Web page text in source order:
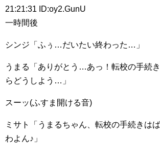
21:21:31 ID:oy2.GunU
一時間後
シンジ「ふぅ…だいたい終わった…」
うまる「ありがとう…あっ！転校の手続
らどうしよう…」
スーッ(ふすま開ける音)
ミサト「うまるちゃん、転校の手続きは
わよん♪」